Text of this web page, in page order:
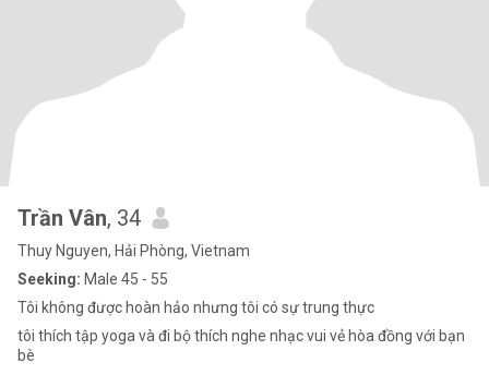
Trần Vân, 34
Thuy Nguyen, Hải Phòng, Vietnam
Seeking: Male 45 - 55
Tôi không được hoàn hảo nhưng tôi có sự trung thực
tôi thích tập yoga và đi bộ thích nghe nhạc vui vẻ hòa đồng với bạn
bè